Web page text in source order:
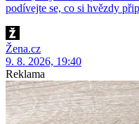
podívejte se, co si hvězdy
Žena.cz
9. 8. 2026, 19:40
Reklama